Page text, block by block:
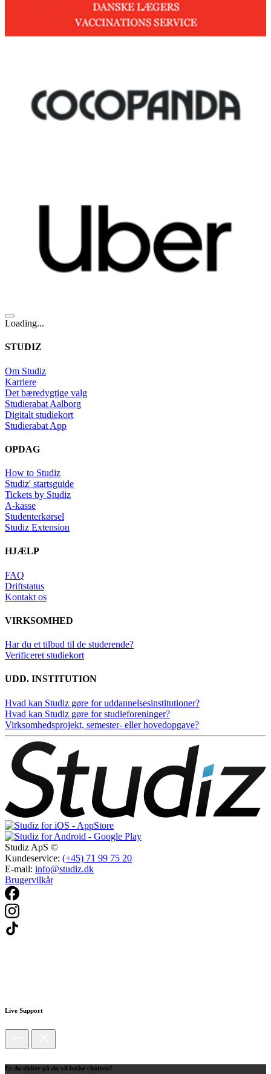
Loading...
STUDIZ
Om Studiz
Karriere
Det bæredygtige valg
Studierabat Aalborg
Digitalt studiekort
Studierabat App
OPDAG
How to Studiz
Studiz' startsguide
Tickets by Studiz
A-kasse
Studenterkørsel
Studiz Extension
HJÆLP
FAQ
Driftstatus
Kontakt os
VIRKSOMHED
Har du et tilbud til de studerende?
Verificeret studiekort
UDD. INSTITUTION
Hvad kan Studiz gøre for uddannelsesinstitutioner?
Hvad kan Studiz gøre for studieforeninger?
Virksomhedsprojekt, semester- eller hovedopgave?
Studiz ApS ©
Kundeservice: (+45) 71 99 75 20
E-mail: info@studiz.dk
Brugervilkår
Live Support
Er du sikker på du vil lukke chatten?